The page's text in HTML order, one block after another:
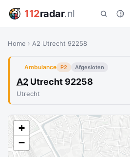
112radar.nl
Home › A2 Utrecht 92258
Ambulance P2 Afgesloten
A2 Utrecht 92258
Utrecht
+
−